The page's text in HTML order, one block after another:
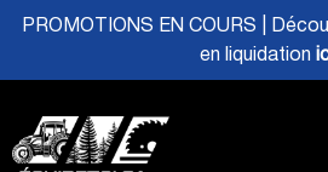
PROMOTIONS EN COURS |
en liquidation